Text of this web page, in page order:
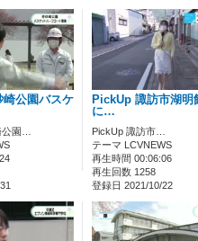
崎公園バスケ
園…
PickUp 諏訪市湖明
に…
PickUp 諏訪市…
テーマ LCVNEWS
再生時間 00:06:06
再生回数 1258
登録日 2021/10/22